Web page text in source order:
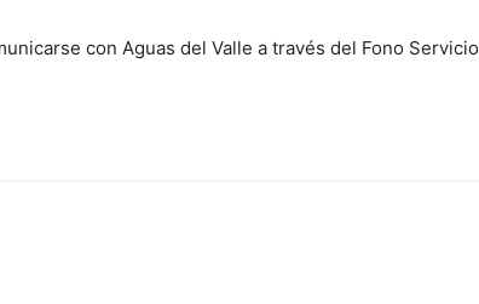
con Aguas del Valle a través del Fono